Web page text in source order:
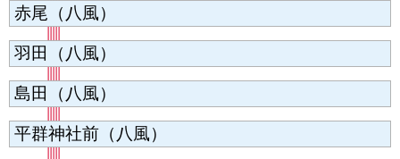
赤尾（八風）
羽田（八風）
島田（八風）
平群神社前（八風）